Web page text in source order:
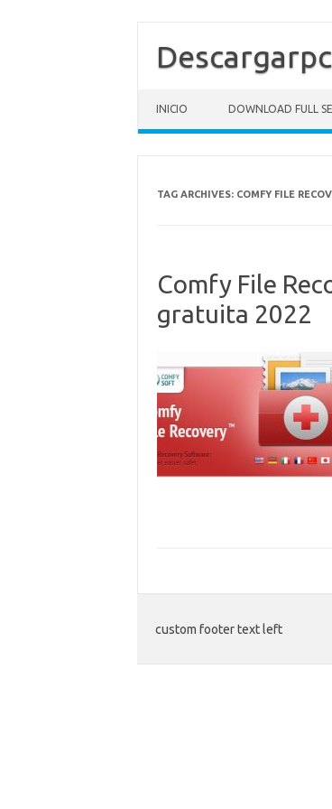
Descargarpc
INICIO DOWNLOAD FULL
TAG ARCHIVES: COMFY FILE
Comfy File
gratuita 2022
custom footer text left